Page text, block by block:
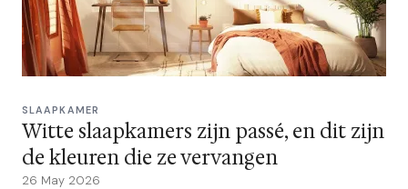
SLAAPKAMER
Witte slaapkamers zijn passé, en dit zijn
de kleuren die ze vervangen
26 May 2026